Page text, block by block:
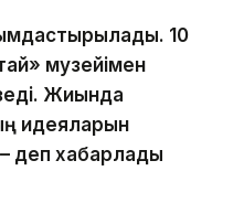
10
музейімен
Жиында
идеяларын
деп хабарлады